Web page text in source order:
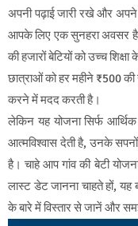
अपनी पढ़ाई जारी रखे और अपने
आपके लिए एक सुनहरा अवसर है!
की हजारों बेटियों को उच्च
छात्राओं को हर महीने ₹500 की
करने में मदद करती है।
लेकिन यह योजना सिर्फ
आत्मविश्वास देती है, उनके
है। चाहे आप गांव की बेटी
लास्ट डेट जानना चाहते हों, यह
के बारे में विस्तार से जानें और